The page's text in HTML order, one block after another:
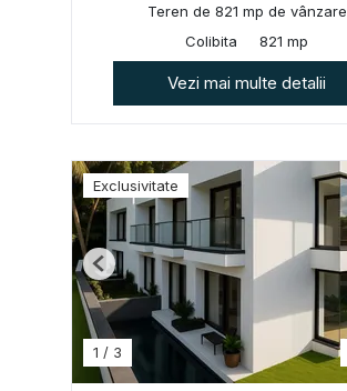
Teren de 821 mp de vânzare
Colibita
821 mp
Vezi mai multe detalii
Exclusivitate
1 / 3
Previous